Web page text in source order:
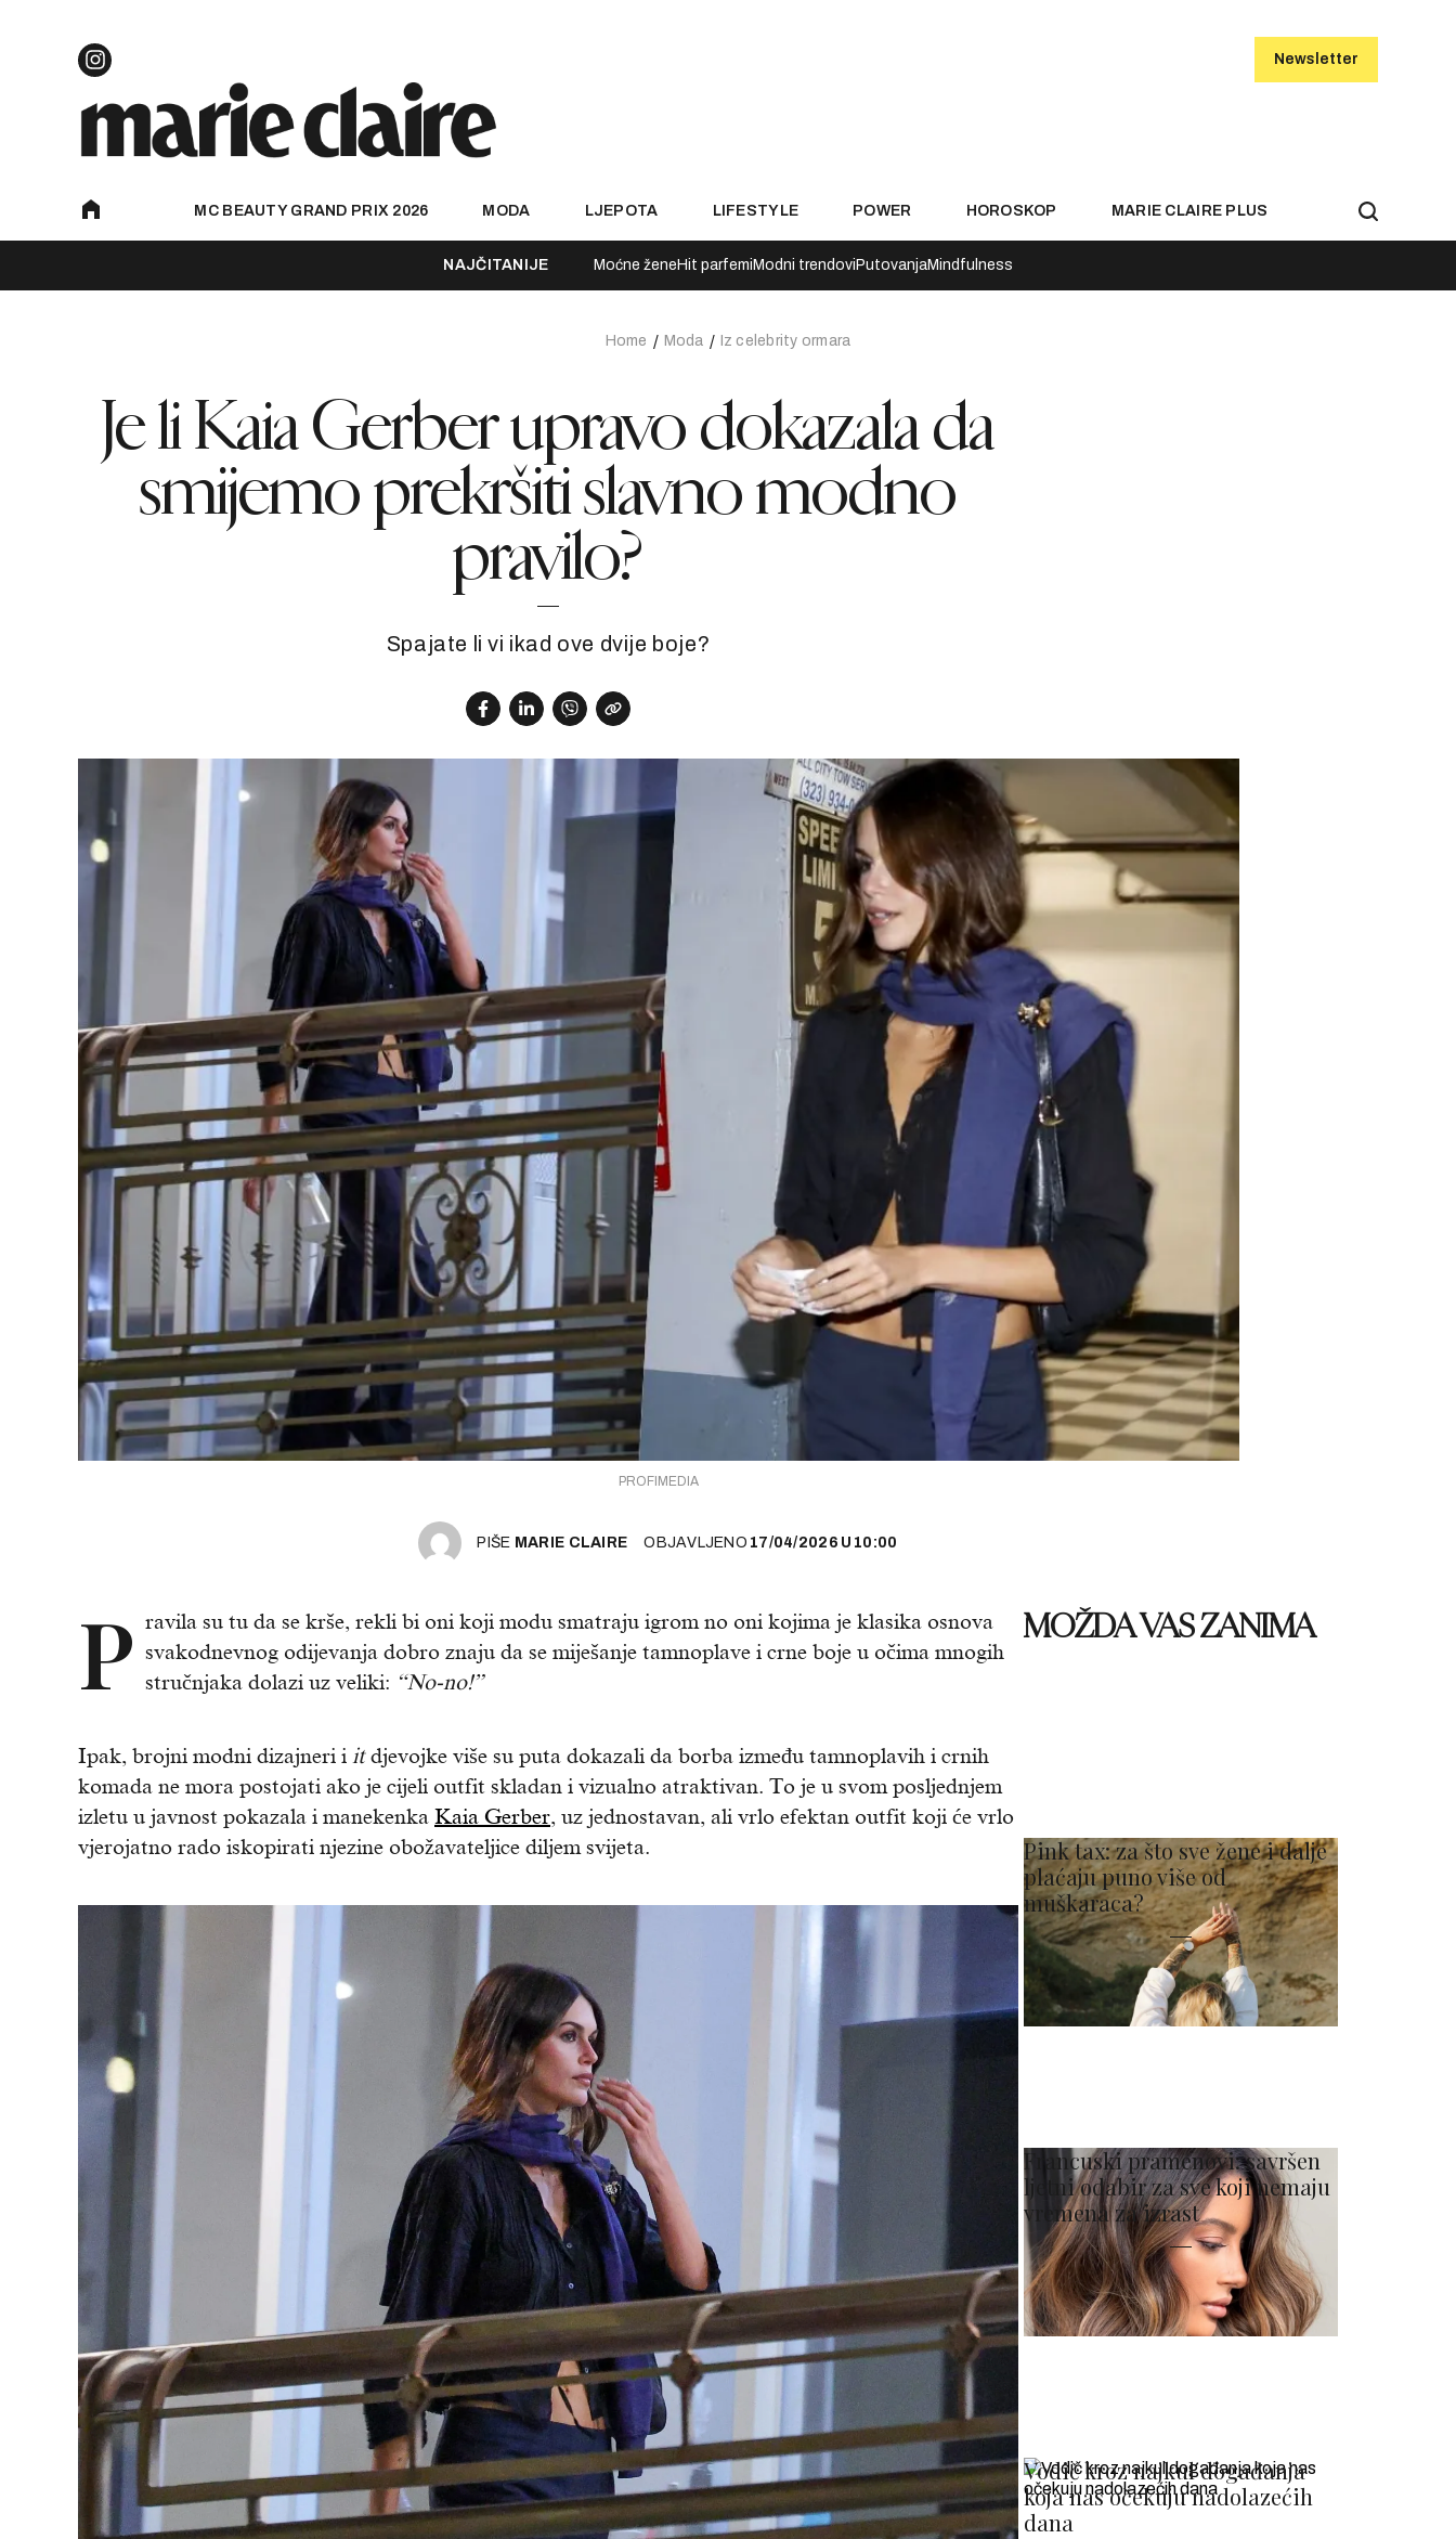
Newsletter
MC BEAUTY GRAND PRIX 2026 MODA LJEPOTA LIFESTYLE POWER HOROSKOP MARIE CLAIRE PLUS
NAJČITANIJE Moćne žene Hit parfemi Modni trendovi PutovanjaMindfulness
Home Moda Iz celebrity ormara
Je li Kaia Gerber upravo dokazala da
smijemo prekršiti slavno modno
pravilo?
Spajate li vi ikad ove dvije boje?
PROFIMEDIA
PIŠE MARIE CLAIRE OBJAVLJENO 17/04/2026 U 10:00
P ravila su tu da se krše, rekli bi oni koji modu smatraju igrom no oni kojima je klasika osnova
svakodnevnog odijevanja dobro znaju da se miješanje tamnoplave i crne boje u očima mnogih
stručnjaka dolazi uz veliki: “No-no!”
Ipak, brojni modni dizajneri i itdjevojke više su puta dokazali da borba između tamnoplavih i crnih
komada ne mora postojati ako je cijeli outfit skladan i vizualno atraktivan. To je u svom posljednjem
izletu u javnost pokazala i manekenka Kaia Gerber, uz jednostavan, ali vrlo efektan outfit koji će vrlo
vjerojatno rado iskopirati njezine obožavateljice diljem svijeta.
MOŽDA VAS ZANIMA
Pink tax: za što sve žene i dalje
plaćaju puno više od
muškaraca?
Francuski pramenovi: savršen
ljetni odabir za sve koji nemaju
vremena za izrast
Vodič kroz najkul događanja
koja nas očekuju nadolazećih
dana